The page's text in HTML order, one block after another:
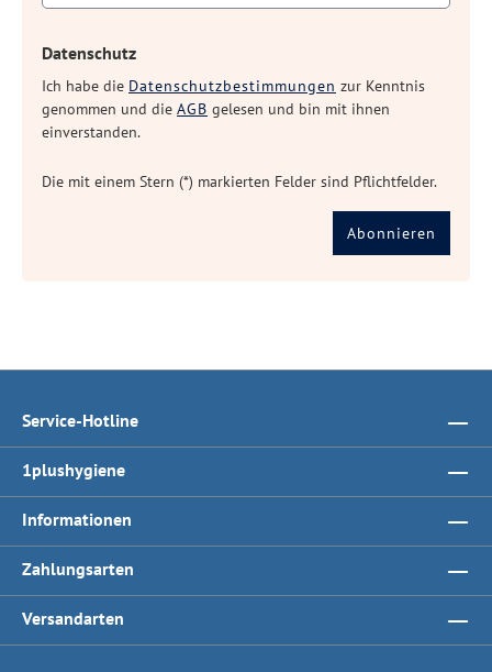
Datenschutz
Ich habe die Datenschutzbestimmungen zur Kenntnis
genommen und die AGB gelesen und bin mit ihnen
einverstanden.
Die mit einem Stern (*) markierten Felder sind Pflichtfelder.
Abonnieren
Service-Hotline
1plushygiene
Informationen
Zahlungsarten
Versandarten